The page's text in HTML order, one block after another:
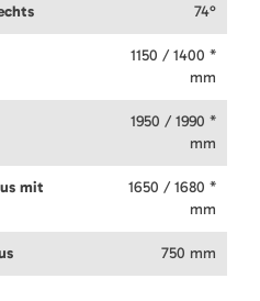
74°
1150 / 1400 *
mm
1950 / 1990 *
mm
mit
1650 / 1680 *
mm
750 mm